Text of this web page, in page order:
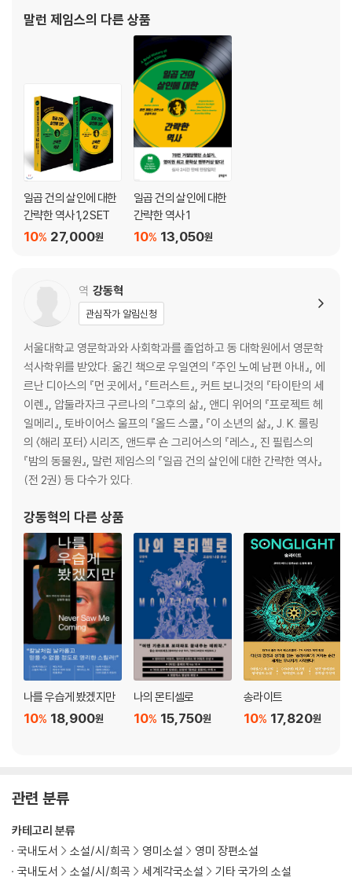
없애버린 적도 있었다 한다. 당시 글쓰기를
말런 제임스의 다른 상품
일곱 건의 살인에 대한
간략한 역사 1,2 SET
27,000원
10%
일곱 건의 살인에 대한
간략한 역사 1
13,050원
10%
역 강동혁
관심작가 알림신청
서울대학교 영문학과와 사회학과를 졸업하고 동 대학원에서 영문학
석사학위를 받았다. 옮긴 책으로 우일연의 『주인 노예 남편 아내』, 에
르난 디아스의 『먼 곳에서』 『트러스트』, 커트 보니것의 『타이탄의 세
이렌』, 압둘라자크 구르나의 『그후의 삶』, 앤디 위어의 『프로젝트 헤
일메리』, 토바이어스 울프의 『올드 스쿨』 『이 소년의 삶』, J. K. 롤링
의 〈해리 포터〉 시리즈, 앤드루 숀 그리어스의 『레스』, 진 필립스의
『밤의 동물원』, 말런 제임스의 『일곱 건의 살인에 대한 간략한 역사』
(전 2권) 등 다수가 있다.
강동혁의 다른 상품
나를 우습게 봤겠지만
18,900원
10%
나의 몬티셀로
15,750원
10%
송라이트
17,820원
10%
관련 분류
카테고리 분류
국내도서
소설/시/희곡 영미소설
영미 장편소설
국내도서
소설/시/희곡 세계각국소설 기타 국가의 소설